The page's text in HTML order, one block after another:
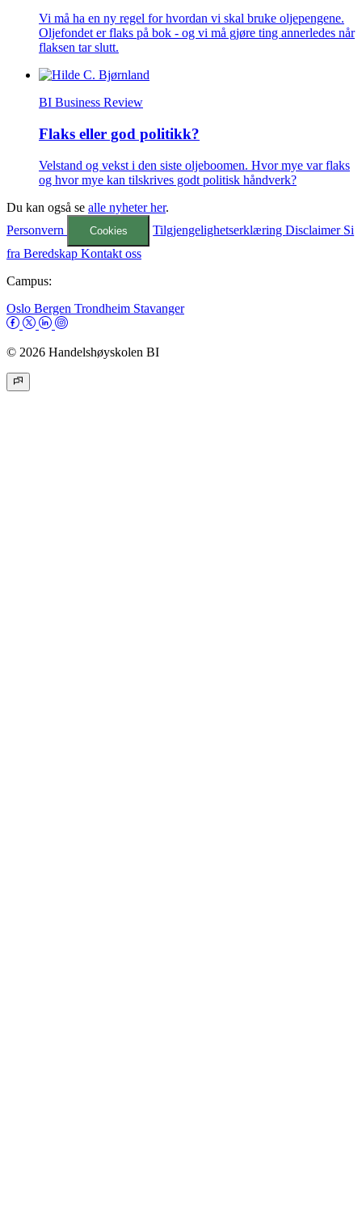
Vi må ha en ny regel for hvordan vi skal bruke oljepengene.
Oljefondet er flaks på bok - og vi må gjøre ting annerledes når
flaksen tar slutt.
BI Business Review
Flaks eller god politikk?
Velstand og vekst i den siste oljeboomen. Hvor mye var flaks
og hvor mye kan tilskrives godt politisk håndverk?
Du kan også se alle nyheter her.
Personvern
Cookies TilgjengelighetserklæringDisclaimer Si
fra Beredskap Kontakt oss
Campus:
Oslo Bergen Trondheim Stavanger
© 2026 Handelshøyskolen BI